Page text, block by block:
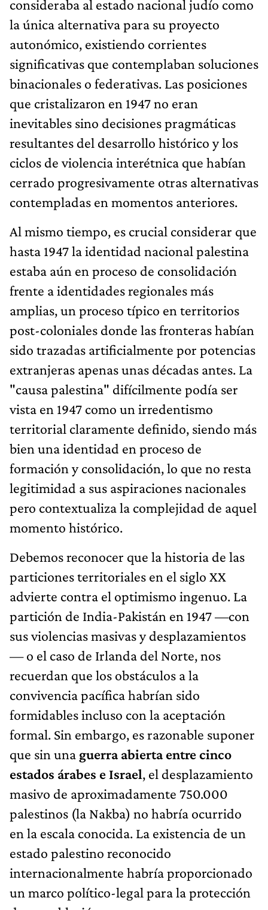
consideraba al estado nacional judío como
la única alternativa para su proyecto
autonómico, existiendo corrientes
significativas que contemplaban soluciones
binacionales o federativas. Las posiciones
que cristalizaron en 1947 no eran
inevitables sino decisiones pragmáticas
resultantes del desarrollo histórico y los
ciclos de violencia interétnica que habían
cerrado progresivamente otras alternativas
contempladas en momentos anteriores.
Al mismo tiempo, es crucial considerar que
hasta 1947 la identidad nacional palestina
estaba aún en proceso de consolidación
frente a identidades regionales más
amplias, un proceso típico en territorios
post-coloniales donde las fronteras habían
sido trazadas artificialmente por potencias
extranjeras apenas unas décadas antes. La
"causa palestina" difícilmente podía ser
vista en 1947 como un irredentismo
territorial claramente definido, siendo más
bien una identidad en proceso de
formación y consolidación, lo que no resta
legitimidad a sus aspiraciones nacionales
pero contextualiza la complejidad de aquel
momento histórico.
Debemos reconocer que la historia de las
particiones territoriales en el siglo XX
advierte contra el optimismo ingenuo. La
partición de India-Pakistán en 1947 —con
sus violencias masivas y desplazamientos
— o el caso de Irlanda del Norte, nos
recuerdan que los obstáculos a la
convivencia pacífica habrían sido
formidables incluso con la aceptación
formal. Sin embargo, es razonable suponer
que sin una guerra abierta entre cinco
estados árabes e Israel, el desplazamiento
masivo de aproximadamente 750.000
palestinos (la Nakba) no habría ocurrido
en la escala conocida. La existencia de un
estado palestino reconocido
internacionalmente habría proporcionado
un marco político-legal para la protección